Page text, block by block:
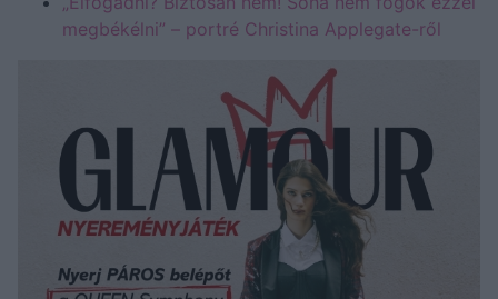
megbékélni” – portré Christina Applegate-ről